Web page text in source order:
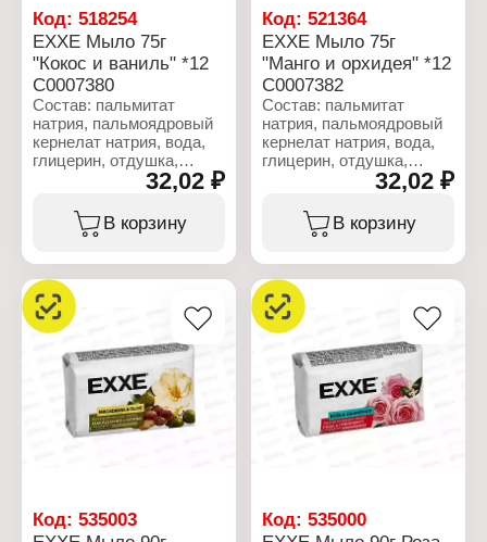
Количество: 4 шт
Вес: 4х75 г
Вес: 75 г
Код: 518254
EXXE Мыло 75г
"Кокос и ваниль" *12
С0007380
Состав: пальмитат
натрия, пальмоядровый
кернелат натрия, вода,
глицерин, отдушка,
триэтаноламин,
ПЭГ-400, винная
кислота, бензойная
тетранатрийэтидронат, Cl
77891, Cl 74160.
Характеристики:
Бренд: EXXE
Тип товара:
Косметическое мыло
Назначение: для лица,
рук и тела
32,02 ₽
В корзину
Код:521364
EXXE Мыло 75г
"Манго и орхидея" *12
С0007382
Состав: пальмитат
натрия, пальмоядровый
кернелат натрия, вода,
глицерин, отдушка,
триэтаноламин,
ПЭГ-400, винная
кислота, бензойная
тетранатрийэтидронат, Cl
77891, CI 11680.
Характеристики:
Бренд: EXXE
Тип товара:
Косметическое мыло
Назначение: для лица,
рук и тела
32,02 ₽
В корзину
Код: 535003
Код:535000